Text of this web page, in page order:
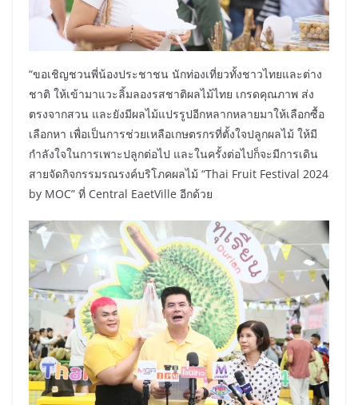
“ขอเชิญชวนพี่น้องประชาชน นักท่องเที่ยวทั้งชาวไทยและต่าง
ชาติ ให้เข้ามาแวะลิ้มลองรสชาติผลไม้ไทย เกรดคุณภาพ ส่ง
ตรงจากสวน และยังมีผลไม้แปรรูปอีกหลากหลายมาให้เลือกซื้อ
เลือกหา เพื่อเป็นการช่วยเหลือเกษตรกรที่ตั้งใจปลูกผลไม้ ให้มี
กำลังใจในการเพาะปลูกต่อไป และในครั้งต่อไปก็จะมีการเดิน
สายจัดกิจกรรมรณรงค์บริโภคผลไม้ “Thai Fruit Festival 2024
by MOC” ที่ Central EaetVille อีกด้วย